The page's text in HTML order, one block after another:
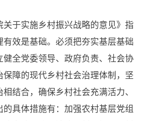
关于实施乡村振兴战略的意见》指
有效是基础。必须把夯实基层基础
健全党委领导、政府负责、社会协
保障的现代乡村社会治理体制，坚
结合，确保乡村社会充满活力、
具体措施有：加强农村基层党组